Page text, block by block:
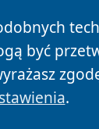
być
.